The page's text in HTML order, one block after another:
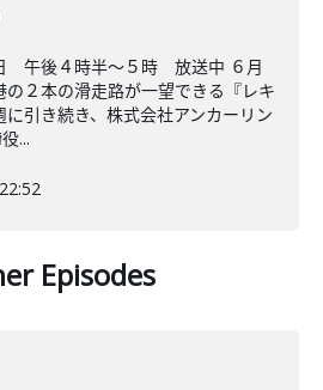
午後４時半～５時 放送中 ６月
の２本の滑走路が一望できる『レキ
引き続き、株式会社アンカーリン
...
Episodes